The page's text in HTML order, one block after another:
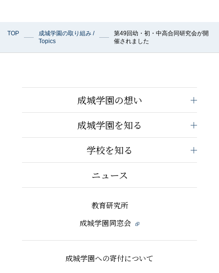
TOP
成城学園の取り組み /
Topics
第49回幼・初・中高合同研究会が開
催されました
成城学園の想い
成城学園を知る
学校を知る
ニュース
教育研究所
成城学園同窓会
成城学園への寄付について